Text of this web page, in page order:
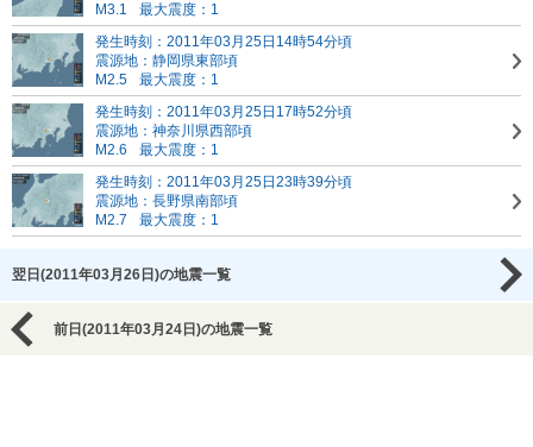
M3.1
最大震度：1
発生時刻：2011年03月25日14時54分頃
震源地：静岡県東部頃
M2.5
最大震度：1
発生時刻：2011年03月25日17時52分頃
震源地：神奈川県西部頃
M2.6
最大震度：1
発生時刻：2011年03月25日23時39分頃
震源地：長野県南部頃
M2.7
最大震度：1
翌日(2011年03月26日)の地震一覧
前日(2011年03月24日)の地震一覧